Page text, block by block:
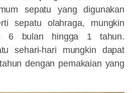
sepatu yang digunakan
sepatu olahraga, mungkin
6 bulan hingga 1 tahun.
sehari-hari mungkin dapat
dengan pemakaian yang